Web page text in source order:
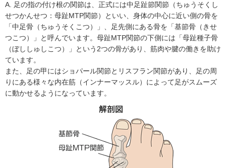
A. 足の指の付け根の関節は、正式には中足趾節関節（ちゅうそくし
せつかんせつ：母趾MTP関節）といい、身体の中心に近い側の骨を
「中足骨（ちゅうそくこつ）」、足先側にある骨を「基節骨（きせ
つこつ）」と呼んでいます。母趾MTP関節の下側には「母趾種子骨
（ぼししゅしこつ）」という2つの骨があり、筋肉や腱の働きを助け
ています。
また、足の甲にはショパール関節とリスフラン関節があり、足の周
りにある様々な内在筋（インナーマッスル）によって足がスムーズ
に動かせるようになっています。